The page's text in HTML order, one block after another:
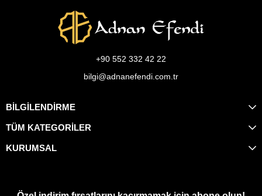
+90 552 332 42 22
bilgi@adnanefendi.com.tr
BİLGİLENDİRME
TÜM KATEGORİLER
KURUMSAL